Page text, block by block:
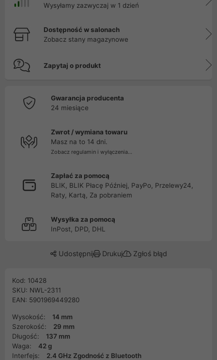
Wysyłamy zazwyczaj w 1 dzień
Dostępność w salonach
Zobacz stany magazynowe
Zapytaj o produkt
Gwarancja producenta
24 miesiące
Zwrot / wymiana towaru
Masz na to 14 dni.
Zobacz regulamin i wyłączenia...
Zapłać za pomocą
BLIK, BLIK Płacę Później, PayPo, Przelewy24,
Raty, Kartą, Za pobraniem
Wysyłka za pomocą
InPost, DPD, DHL
Udostępnij Drukuj Zgłoś błąd
Kod: 10428
SKU: NWL-2311
EAN: 5901969449280
Wysokość:
14 mm
Szerokość:
29 mm
Długość:
137 mm
Waga:
42 g
Interfejs:
2.4 GHz Zgodność z Bluetooth